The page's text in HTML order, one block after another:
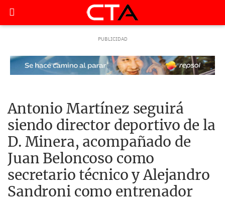
Antonio Martínez seguirá
siendo director deportivo de la
D. Minera, acompañado de
Juan Beloncoso como
secretario técnico y Alejandro
Sandroni como entrenador